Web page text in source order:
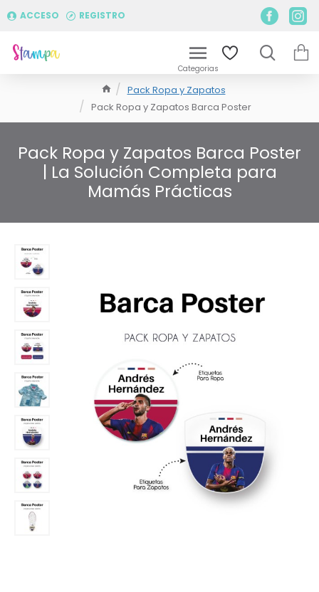
ACCESO REGISTRO
Pack Ropa y Zapatos
Pack Ropa y Zapatos Barca Poster
Pack Ropa y Zapatos Barca Poster
| La Solución Completa para
Mamás Prácticas